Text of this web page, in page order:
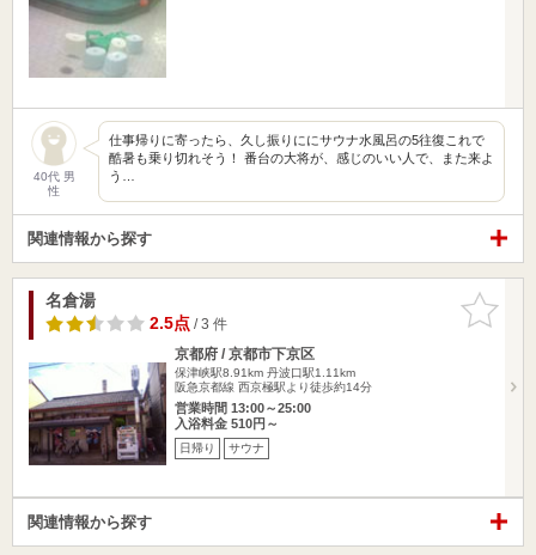
40代 男
性
仕事帰りに寄ったら、久し振りににサウナ水風呂の5往復これで
酷暑も乗り切れそう！ 番台の大将が、感じのいい人で、また来よ
う…
関連情報から探す
お気に入
りに追加
名倉湯
2.5点/ 3 件
京都府 / 京都市下京区
保津峡駅8.91km 丹波口駅1.11km
阪急京都線 西京極駅より徒歩約14分
営業時間 13:00～25:00
入浴料金 510円～
日帰り サウナ
関連情報から探す